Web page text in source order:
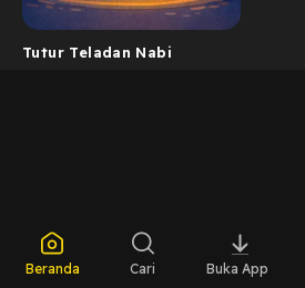
Tutur Teladan Nabi
Beranda Cari Buka App